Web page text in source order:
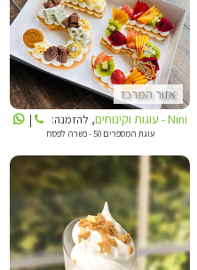
אזור המרכז
NINI - עוגות וקינוחים
Nini - עוגות וקינוחים , להזמנה: |
עוגת המספרים 50 - כשרה לפסח